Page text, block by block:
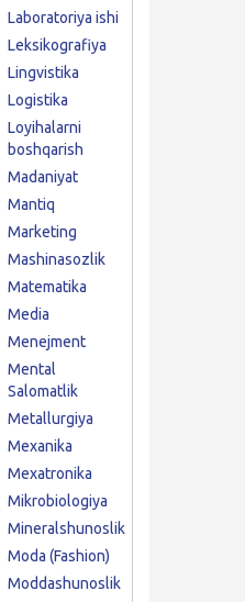
Laboratoriya ishi
Leksikografiya
Lingvistika
Logistika
Loyihalarni
boshqarish
Madaniyat
Mantiq
Marketing
Mashinasozlik
Matematika
Media
Menejment
Mental
Salomatlik
Metallurgiya
Mexanika
Mexatronika
Mikrobiologiya
Mineralshunoslik
Moda (Fashion)
Moddashunoslik